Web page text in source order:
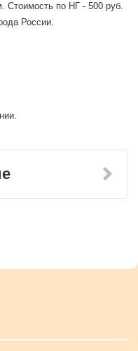
по НГ - 500 руб.
России.